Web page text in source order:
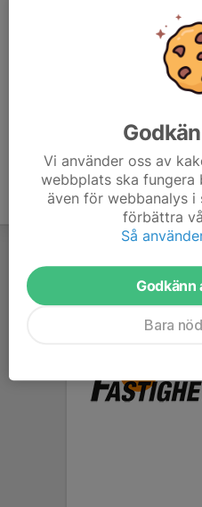
Vi använder oss av
webbplats ska fungera
även för webbanalys
förbättra
Så
Godkänn
Bara